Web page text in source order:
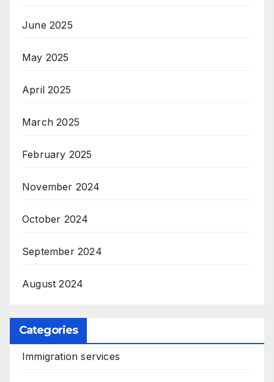
June 2025
May 2025
April 2025
March 2025
February 2025
November 2024
October 2024
September 2024
August 2024
Categories
Immigration services